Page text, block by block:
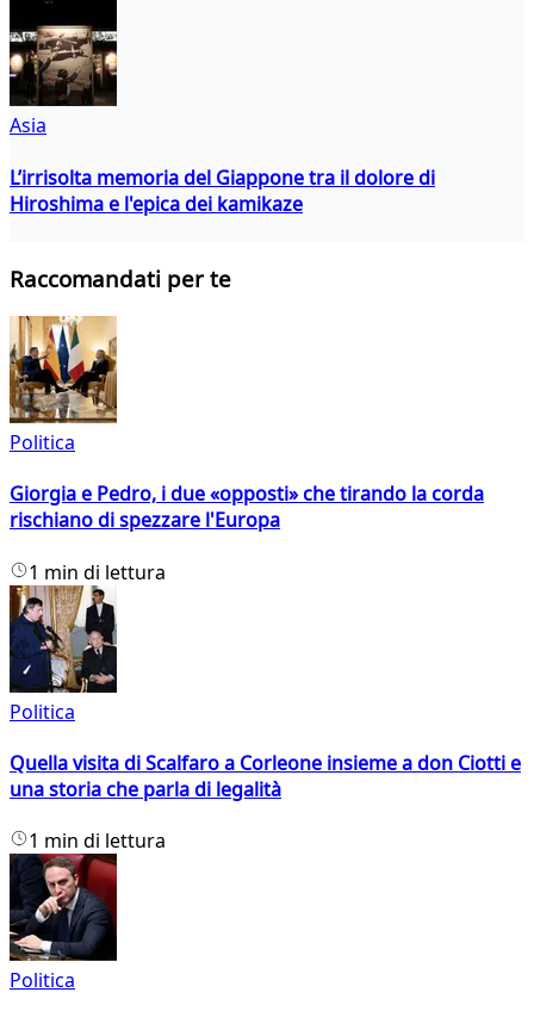
Asia
L’irrisolta memoria del Giappone tra il dolore di
Hiroshima e l'epica dei kamikaze
Raccomandati per te
Politica
Giorgia e Pedro, i due «opposti» che tirando la corda
rischiano di spezzare l'Europa
1 min di lettura
Politica
Quella visita di Scalfaro a Corleone insieme a don Ciotti e
una storia che parla di legalità
1 min di lettura
Politica